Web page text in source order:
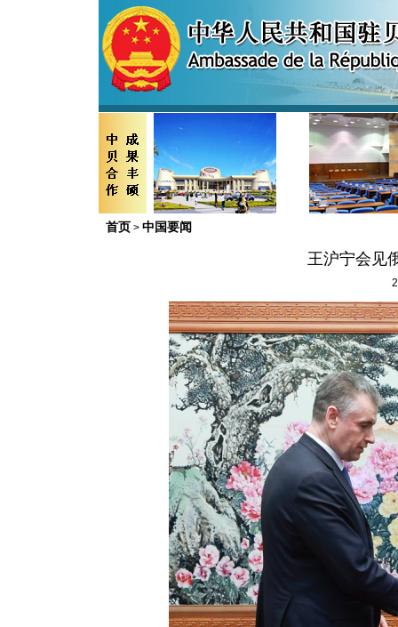
首页 > 中国要闻
王沪宁会见